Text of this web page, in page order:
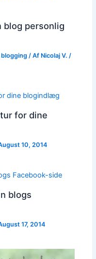
blog personlig
blogging / Af Nicolaj V. /
for dine
10, 2014
blogs
17, 2014